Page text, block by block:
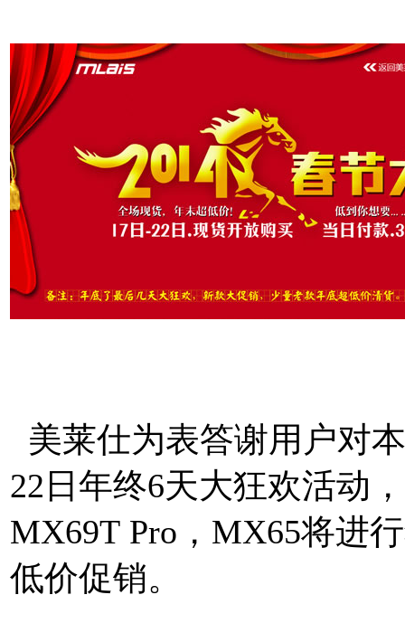
美莱仕为表答谢用户对
22日年终6天大狂欢活动
MX69T Pro，MX65将进
低价促销。